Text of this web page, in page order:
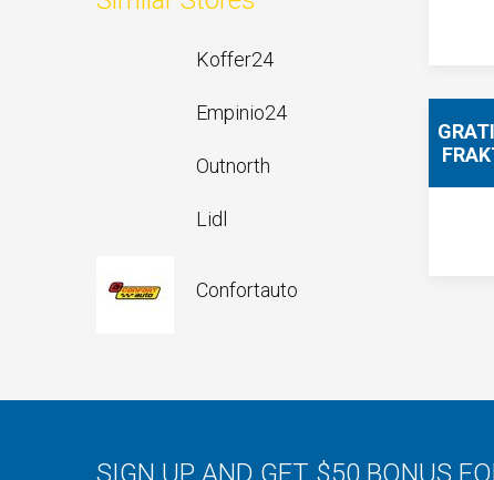
Koffer24
Empinio24
Outnorth
Lidl
Confortauto
SIGN UP AND GET $50 BONUS